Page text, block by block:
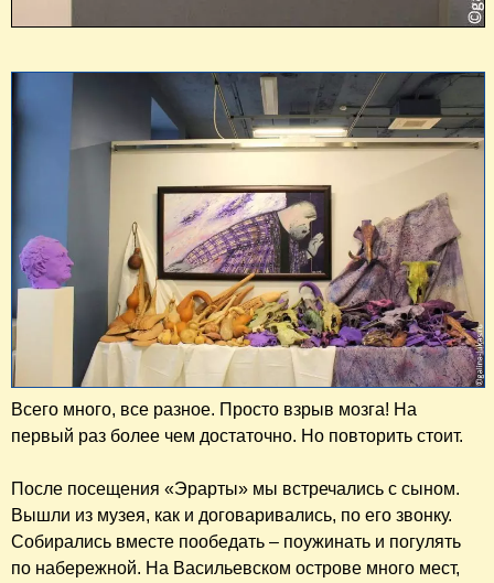
Всего много, все разное. Просто взрыв мозга! На
первый раз более чем достаточно. Но повторить стоит.
После посещения «Эрарты» мы встречались с сыном.
Вышли из музея, как и договаривались, по его звонку.
Собирались вместе пообедать – поужинать и погулять
по набережной. На Васильевском острове много мест,